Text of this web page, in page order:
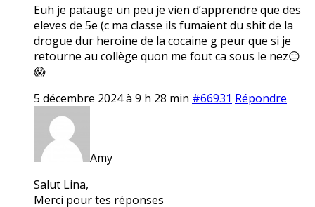
Euh je patauge un peu je vien d’apprendre que des
eleves de 5e (c ma classe ils fumaient du shit de la
drogue dur heroine de la cocaine g peur que si je
retourne au collège quon me fout ca sous le nez😑
😱
5 décembre 2024 à 9 h 28 min #66931 Répondre
Amy
Salut Lina,
Merci pour tes réponses